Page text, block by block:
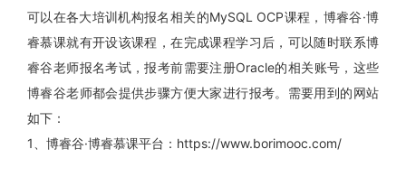
可以在各大培训机构报名相关的MySQL OCP课程，博睿谷·博
睿慕课就有开设该课程，在完成课程学习后，可以随时联系博
睿谷老师报名考试，报考前需要注册Oracle的相关账号，这些
博睿谷老师都会提供步骤方便大家进行报考。需要用到的网站
如下：
1、博睿谷·博睿慕课平台：https://www.borimooc.com/